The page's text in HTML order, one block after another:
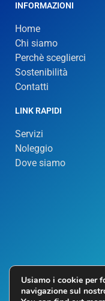
INFORMAZIONI
Home
Chi siamo
Perchè sceglierci
Sostenibilità
Contatti
LINK RAPIDI
Servizi
Noleggio
Dove siamo
Usiamo i cookie per
navigazione sul